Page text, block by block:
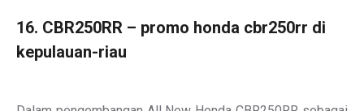
16. CBR250RR – promo honda cbr250rr di
kepulauan-riau